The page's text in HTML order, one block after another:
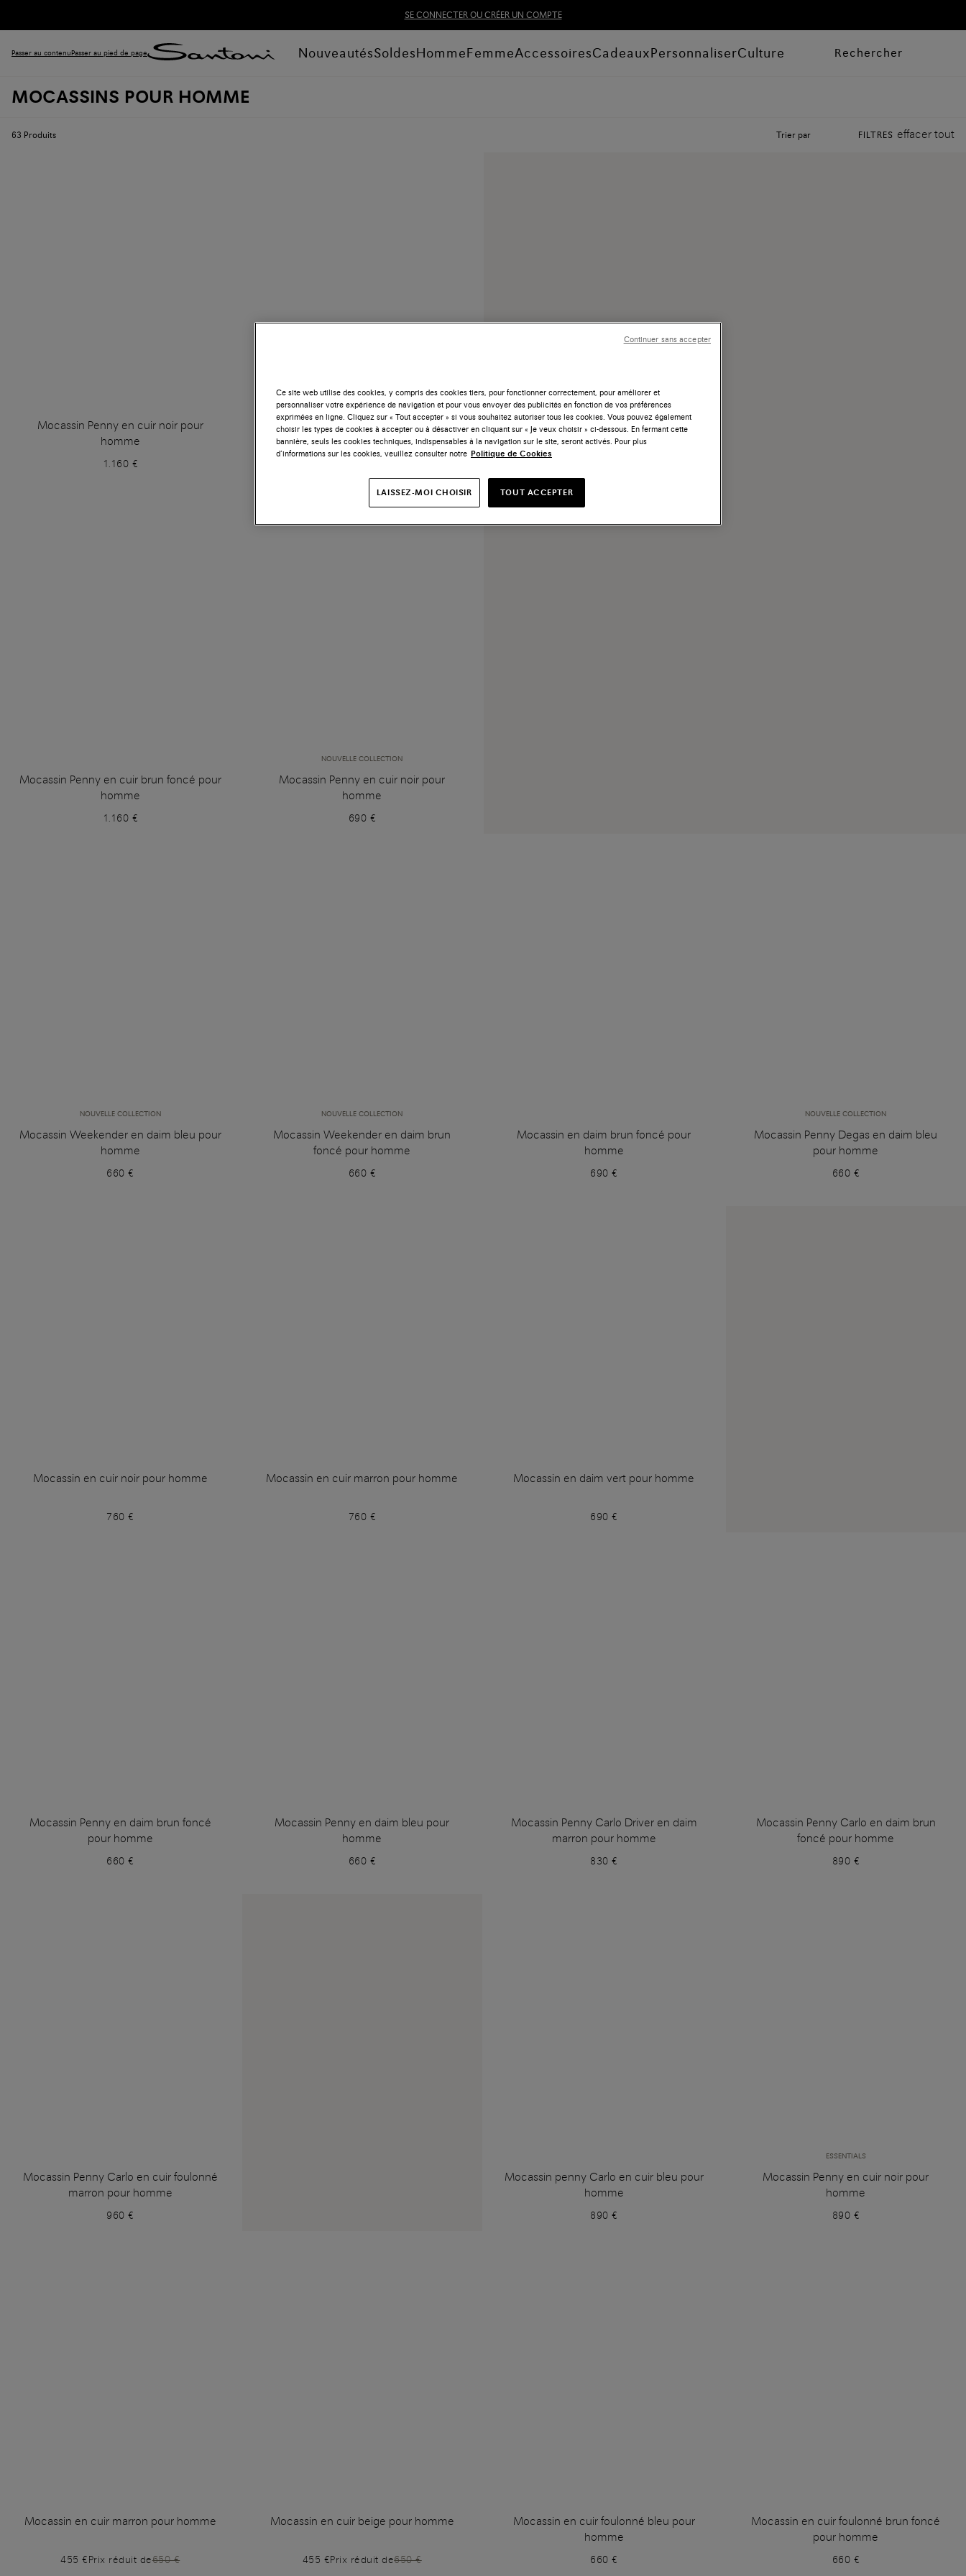
SE CONNECTER OU CRÉER UN COMPTE
Passer au contenuPasser au pied de page NouveautésSoldesHommeFemmeAccessoiresCadeauxPersonnaliserCulture Rechercher
MOCASSINS POUR HOMME
63 Produits Trier par FILTRES effacer tout
Mocassin Penny en cuir noir pour
homme
1.160 €
Mocassin Penny en cuir bleu pour
homme
Mocassin Penny en cuir brun foncé pour
homme
1.160 €
NOUVELLE COLLECTION
Mocassin Penny en cuir noir pour
homme
690 €
NOUVELLE COLLECTION
Mocassin Weekender en daim bleu pour
homme
660 €
NOUVELLE COLLECTION
Mocassin Weekender en daim brun
foncé pour homme
660 €
Mocassin en daim brun foncé pour
homme
690 €
NOUVELLE COLLECTION
Mocassin Penny Degas en daim bleu
pour homme
660 €
Mocassin en cuir noir pour homme
760 €
Mocassin en cuir marron pour homme
760 €
Mocassin en daim vert pour homme
690 €
Mocassin Penny en daim brun foncé
pour homme
660 €
Mocassin Penny en daim bleu pour
homme
660 €
Mocassin Penny Carlo Driver en daim
marron pour homme
830 €
Mocassin Penny Carlo en daim brun
foncé pour homme
890 €
Mocassin Penny Carlo en cuir foulonné
marron pour homme
960 €
Mocassin penny Carlo en cuir bleu pour
homme
890 €
ESSENTIALS
Mocassin Penny en cuir noir pour
homme
890 €
Mocassin en cuir marron pour homme
455 €Prix réduit de650 €
Mocassin en cuir beige pour homme
455 €Prix réduit de650 €
Mocassin en cuir foulonné bleu pour
homme
660 €
Mocassin en cuir foulonné brun foncé
pour homme
660 €
Ce site web utilise des cookies, y compris des cookies tiers, pour fonctionner correctement, pour améliorer et
personnaliser votre expérience de navigation et pour vous envoyer des publicités en fonction de vos préférences
exprimées en ligne. Cliquez sur « Tout accepter » si vous souhaitez autoriser tous les cookies. Vous pouvez également
choisir les types de cookies à accepter ou à désactiver en cliquant sur « Je veux choisir » ci-dessous. En fermant cette
bannière, seuls les cookies techniques, indispensables à la navigation sur le site, seront activés. Pour plus
d’informations sur les cookies, veuillez consulter notre Politique de Cookies
LAISSEZ-MOI CHOISIR TOUT ACCEPTER
Continuer sans accepter